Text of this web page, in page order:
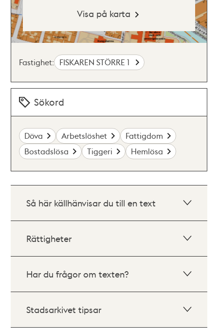
Visa på karta
Fastighet: FISKAREN STÖRRE 1
Sökord
Döva Arbetslöshet
Fattigdom
Bostadslösa
Tiggeri Hemlösa
Så här källhänvisar du till en text
Rättigheter
Har du frågor om texten?
Stadsarkivet tipsar